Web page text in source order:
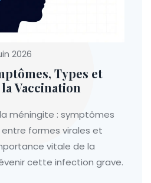
2026
Types et
Vaccination
méningite : symptômes
formes virales et
vitale de la
cette infection grave.